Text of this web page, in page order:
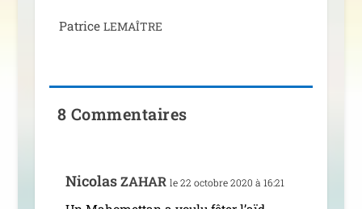
Patrice LEMAÎTRE
8 Commentaires
NicolasZAHAR le 22 octobre 2020 à 16:21